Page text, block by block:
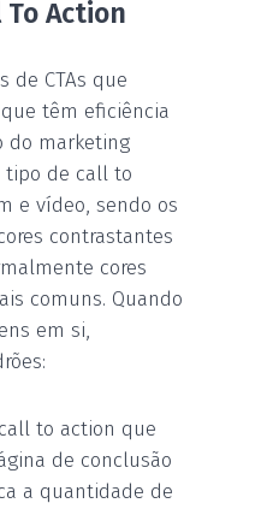
To Action
de CTAs que
têm eficiência
do marketing
tipo de call to
e vídeo, sendo os
contrastantes
cores
comuns. Quando
em si,
to action que
de conclusão
a quantidade de